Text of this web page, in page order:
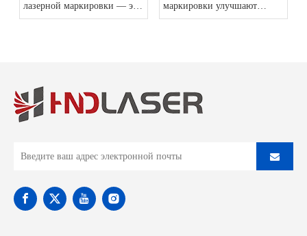
лазерной маркировки — это
будущее производства
маркировки улучшают
идентификацию и